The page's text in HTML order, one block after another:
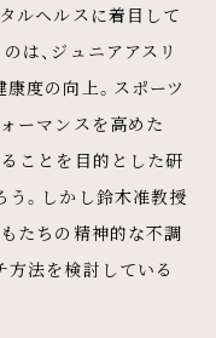
ルヘルスに着目して
は、ジュニアアスリ
度の向上。スポーツ
ーマンスを高めた
ことを目的とした研
。しかし鈴木准教授
たちの精神的な不調
法を検討している